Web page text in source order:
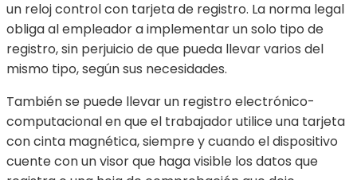
un reloj control con tarjeta de registro. La norma legal
obliga al empleador a implementar un solo tipo de
registro, sin perjuicio de que pueda llevar varios del
mismo tipo, según sus necesidades.
También se puede llevar un registro electrónico-
computacional en que el trabajador utilice una tarjeta
con cinta magnética, siempre y cuando el dispositivo
cuente con un visor que haga visible los datos que